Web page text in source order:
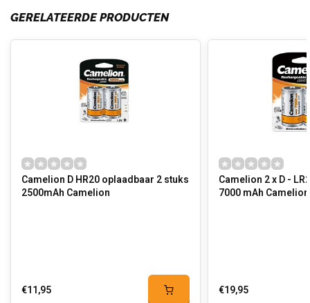
GERELATEERDE PRODUCTEN
Camelion D HR20 oplaadbaar 2 stuks
2500mAh Camelion
€11,95
Camelion 2 x D -
7000 mAh Camelion
€19,95